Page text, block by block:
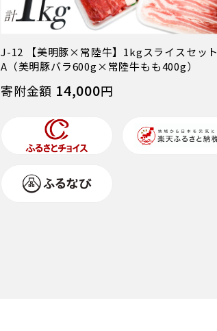
J-12 【美明豚×常陸牛】1kgスライスセット
A（美明豚バラ600g×常陸牛もも400g）
寄附金額 14,000円